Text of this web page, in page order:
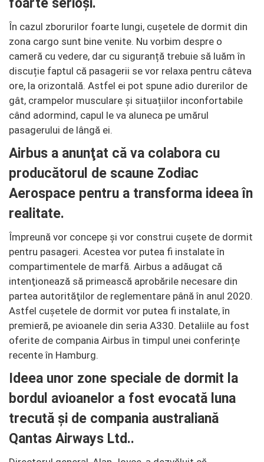
În cazul zborurilor foarte lungi, cușetele de dormit din
zona cargo sunt bine venite. Nu vorbim despre o
cameră cu vedere, dar cu siguranță trebuie să luăm în
discuție faptul că pasagerii se vor relaxa pentru câteva
ore, la orizontală. Astfel ei pot spune adio durerilor de
gât, crampelor musculare și situațiilor inconfortabile
când adormind, capul le va aluneca pe umărul
pasagerului de lângă ei.
Airbus a anunţat că va colabora cu
producătorul de scaune Zodiac
Aerospace pentru a transforma ideea în
realitate.
Împreună vor concepe şi vor construi cuşete de dormit
pentru pasageri. Acestea vor putea fi instalate în
compartimentele de marfă. Airbus a adăugat că
intenţionează să primească aprobările necesare din
partea autorităţilor de reglementare până în anul 2020.
Astfel cuşetele de dormit vor putea fi instalate, în
premieră, pe avioanele din seria A330. Detaliile au fost
oferite de compania Airbus în timpul unei conferințe
recente în Hamburg.
Ideea unor zone speciale de dormit la
bordul avioanelor a fost evocată luna
trecută şi de compania australiană
Qantas Airways Ltd..